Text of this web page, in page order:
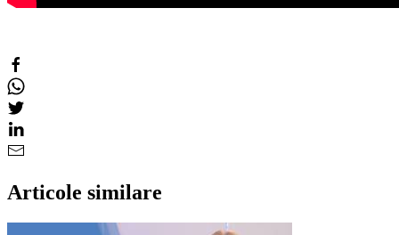
Articole similare